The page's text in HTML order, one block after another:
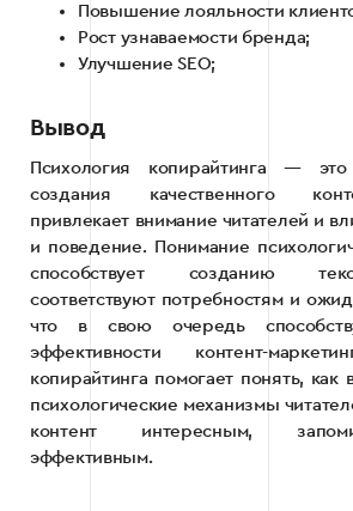
Повышение лояльности
Рост узнаваемости бренда;
Улучшение SEO;
Вывод
Психология копирайтинга —
создания качественного
привлекает внимание читателей и
и поведение. Понимание
способствует созданию
соответствуют потребностям и
что в свою очередь
эффективности контент-
копирайтинга помогает понять, как
психологические механизмы
контент интересным,
эффективным.